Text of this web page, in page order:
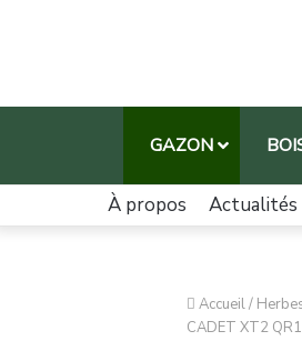
GAZON
À propos Actualités
Accueil/
CADET XT2